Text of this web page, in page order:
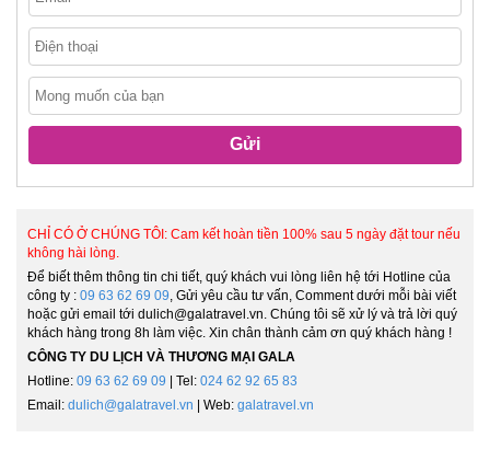
Gửi
CHỈ CÓ Ở CHÚNG TÔI: Cam kết hoàn tiền 100% sau 5 ngày đặt tour nếu
không hài lòng.
Để biết thêm thông tin chi tiết, quý khách vui lòng liên hệ tới Hotline của
công ty : 09 63 62 69 09 , Gửi yêu cầu tư vấn, Comment dưới mỗi bài viết
hoặc gửi email tới dulich@galatravel.vn. Chúng tôi sẽ xử lý và trả lời quý
khách hàng trong 8h làm việc. Xin chân thành cảm ơn quý khách hàng !
CÔNG TY DU LỊCH VÀ THƯƠNG MẠI GALA
Hotline: 09 63 62 69 09 | Tel: 024 62 92 65 83
Email: dulich@galatravel.vn | Web: galatravel.vn